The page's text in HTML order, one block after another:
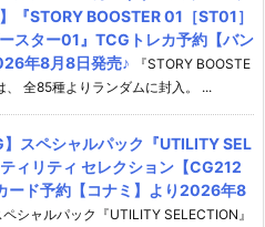
『STORY BOOSTER 01［ST01］
スター01』TCGトレカ予約【バン
年8月8日発売♪
『STORY BOOSTE
、 全85種よりランダムに封入。 ...
】スペシャルパック『UTILITY SEL
ィリティ セレクション【CG212
ード予約【コナミ】より2026年8
ペシャルパック『UTILITY SELECTION』